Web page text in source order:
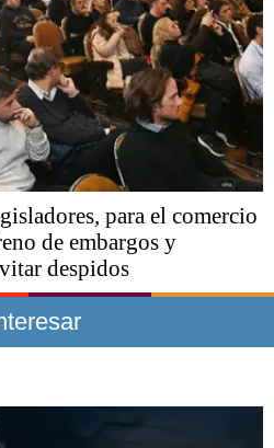
para el comercio
de embargos y
despidos